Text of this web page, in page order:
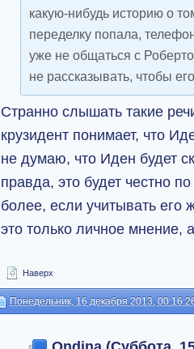
какую-нибудь историю о
переделку попала,
уже не общаться с
не рассказывать, чтобы
Странно слышать такие
крузидент понимает, что
не думаю, что Иден будет
правда, это будет честно
более, если учитывать
это только личное мнение,
Наверх
Понедельник, 16 декабря 2013,